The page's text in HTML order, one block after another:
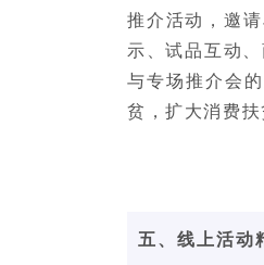
推介活动，邀
示、试品互动
与专场推介会
贫，扩大消费
五、线上活动